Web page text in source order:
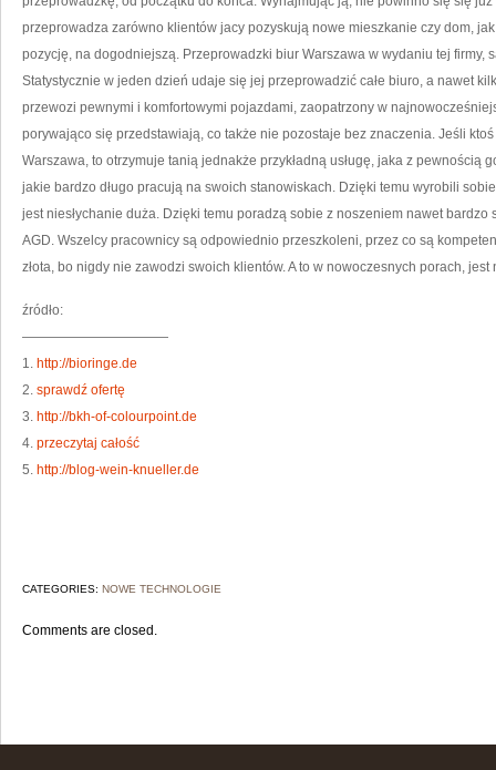
przeprowadza zarówno klientów jacy pozyskują nowe mieszkanie czy dom,
pozycję, na dogodniejszą. Przeprowadzki biur Warszawa w wydaniu tej firmy,
Statystycznie w jeden dzień udaje się jej przeprowadzić całe biuro, a nawet
przewozi pewnymi i komfortowymi pojazdami, zaopatrzony w
porywająco się przedstawiają, co także nie pozostaje bez znaczenia. Jeśli
Warszawa, to otrzymuje tanią jednakże przykładną usługę, jaka z pewnością
jakie bardzo długo pracują na swoich stanowiskach. Dzięki temu wyrobili
jest niesłychanie duża. Dzięki temu poradzą sobie z noszeniem nawet bardzo
AGD. Wszelcy pracownicy są odpowiednio przeszkoleni, przez co są
złota, bo nigdy nie zawodzi swoich klientów. A to w nowoczesnych porach, jest
źródło:
———————————
1. http://bioringe.de
2. sprawdź ofertę
3. http://bkh-of-colourpoint.de
4. przeczytaj całość
5. http://blog-wein-knueller.de
CATEGORIES: NOWE TECHNOLOGIE
Comments are closed.